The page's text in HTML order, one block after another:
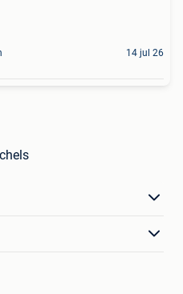
14 jul 26